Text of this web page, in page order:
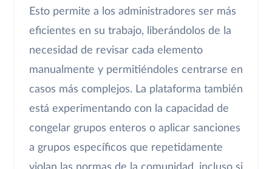
Esto permite a los administradores ser más
eficientes en su trabajo, liberándolos de la
necesidad de revisar cada elemento
manualmente y permitiéndoles centrarse en
casos más complejos. La plataforma también
está experimentando con la capacidad de
congelar grupos enteros o aplicar sanciones
a grupos específicos que repetidamente